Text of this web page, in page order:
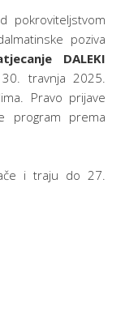
pokroviteljstvom
poziva
DALEKI
travnja 2025.
Pravo prijave
program prema
i traju do 27.